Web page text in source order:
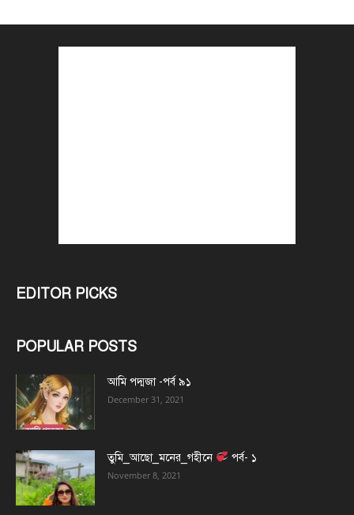
EDITOR PICKS
POPULAR POSTS
আমি পদ্মজা -পর্ব ৯১
December 31, 2021
তুমি_আছো_মনের_গহীনে পর্ব- ১
November 8, 2021